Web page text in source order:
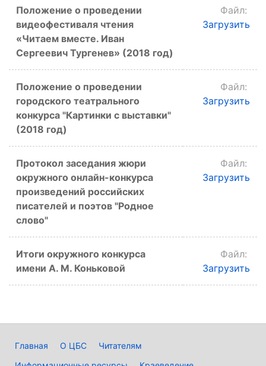
Положение о проведении
видеофестиваля чтения
«Читаем вместе. Иван
Сергеевич Тургенев» (2018 год)
Файл:
Загрузить
Положение о проведении
городского театрального
конкурса "Картинки с выставки"
(2018 год)
Файл:
Загрузить
Протокол заседания жюри
окружного онлайн-конкурса
произведений российских
писателей и поэтов "Родное
слово"
Файл:
Загрузить
Итоги окружного конкурса
имени А. М. Коньковой
Файл:
Загрузить
Главная О ЦБС
Читателям